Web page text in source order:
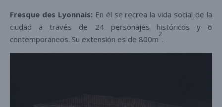
Fresque des Lyonnais: En él se recrea la vida social de la
ciudad a través de 24 personajes históricos y 6
contemporáneos. Su extensión es de 800m
2
.